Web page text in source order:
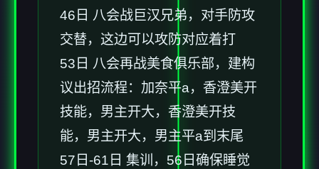
46日 八会战巨汉兄弟，对手防攻
交替，这边可以攻防对应着打
53日 八会再战美食俱乐部，建构
议出招流程：加奈平a，香澄美开
技能，男主开大，香澄美开技
能，男主开大，男主平a到末尾
57日-61日 集训，56日确保睡觉